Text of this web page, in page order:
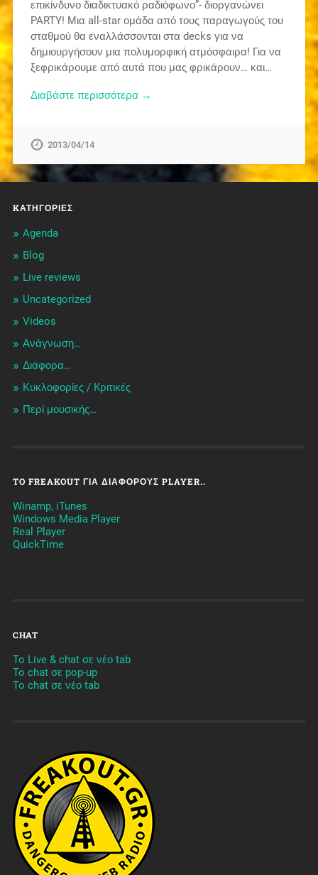
επικίνδυνο διαδικτυακό ραδιόφωνο”- διοργανώνει
PARTY! Μια all-star ομάδα από τους παραγωγούς του
σταθμού θα εναλλάσσονται στα decks για να
δημιουργήσουν μια πολυμορφική ατμόσφαιρα! Για να
ξεφρικάρουμε από αυτά που μας φρικάρουν… και…
Διαβάστε περισσότερα →
2013/04/14
KΑΤΗΓΟΡΊΕΣ
Agenda
Blog
Live reviews
Uncategorized
Videos
Ανάγνωση…
Διάφορα…
Κυκλοφορίες / Kριτικές
Περί μουσικής…
TO FREAKOUT ΓΙΑ ΔΙΆΦΟΡΟΥΣ PLAYER..
Winamp, iTunes
Windows Media Player
Real Player
QuickTime
CHAT
To Live & chat σε νέο tab
To chat σε pop-up
To chat σε νέο tab